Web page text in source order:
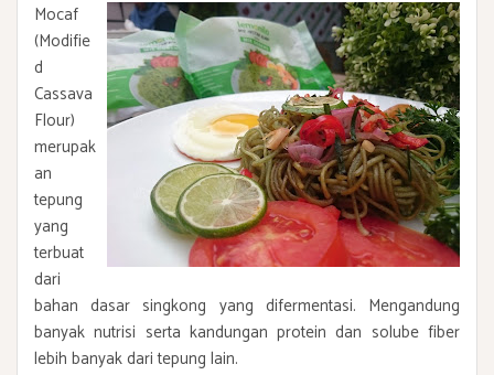
Mocaf
(Modifie
d
Cassava
Flour)
merupak
an
tepung
yang
terbuat
dari
bahan dasar singkong yang difermentasi. Mengandung
banyak nutrisi serta kandungan protein dan solube fiber
lebih banyak dari tepung lain.